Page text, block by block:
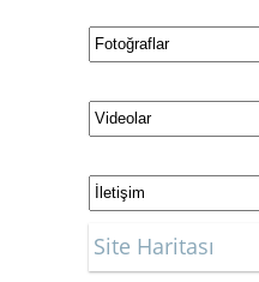
Site Haritası